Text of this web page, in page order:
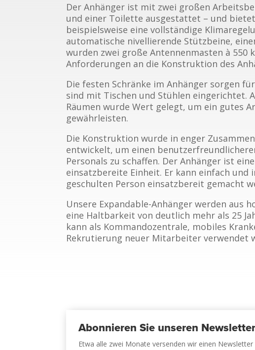
Der Anhänger ist mit zwei großen
und einer Toilette ausgestattet – und
beispielsweise eine vollständige
automatische nivellierende Stützbeine,
wurden zwei große Antennenmasten à 550
Anforderungen an die Konstruktion des
Die festen Schränke im Anhänger sorgen
sind mit Tischen und Stühlen eingerichtet.
Räumen wurde Wert gelegt, um ein gutes
gewährleisten.
Die Konstruktion wurde in enger
entwickelt, um einen
Personals zu schaffen. Der Anhänger ist
einsatzbereite Einheit. Er kann einfach
geschulten Person einsatzbereit gemacht
Unsere Expandable-Anhänger werden
eine Haltbarkeit von deutlich mehr als 25
kann als Kommandozentrale, mobiles
Rekrutierung neuer Mitarbeiter verwendet
Abonnieren Sie unseren Newsletter
Etwa alle zwei Monate versenden wir einen